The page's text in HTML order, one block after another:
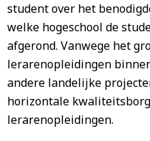
student over het
welke hogeschool de
afgerond. Vanwege het
lerarenopleidingen
andere landelijke
horizontale
lerarenopleidingen.